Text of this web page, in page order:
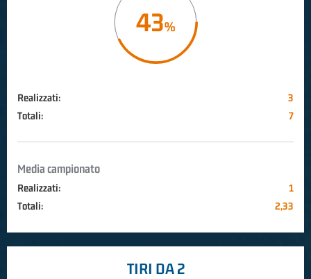
43
Realizzati:
3
Totali:
7
Media campionato
Realizzati:
1
Totali:
2,33
TIRI DA 2